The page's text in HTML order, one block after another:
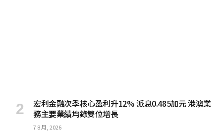
宏利金融次季核心盈利升12% 派息0.485加元 港澳業
務主要業績均錄雙位增長
7 8 月, 2026